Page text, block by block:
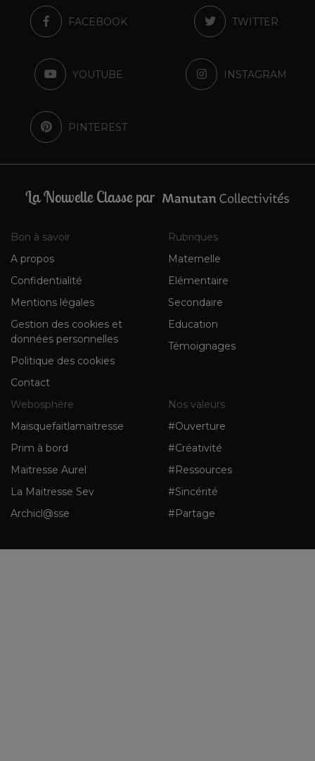
FACEBOOK TWITTER
YOUTUBE INSTAGRAM
PINTEREST
La Nouvelle Classe par
Bon à savoir
A propos
Confidentialité
Mentions légales
Gestion des cookies et
données personnelles
Politique des cookies
Contact
Rubriques
Maternelle
Elémentaire
Secondaire
Education
Témoignages
Webosphère
Maisquefaitlamaitresse
Prim à bord
Maitresse Aurel
La Maitresse Sev
Archicl@sse
Nos valeurs
#Ouverture
#Créativité
#Ressources
#Sincérité
#Partage